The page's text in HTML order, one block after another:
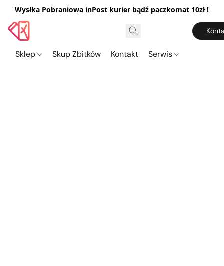
Wysłka Pobraniowa inPost kurier bądź paczkomat 10zł !
Sklep Skup Zbitków Kontakt Serwis